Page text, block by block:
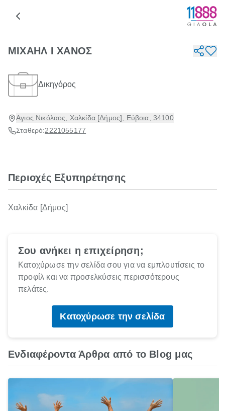
ΜΙΧΑΗΛ Ι ΧΑΝΟΣ
Δικηγόρος
Αγιος Νικόλαος, Χαλκίδα [Δήμος], Εύβοια, 34100
Σταθερό:2221055177
Περιοχές Εξυπηρέτησης
Χαλκίδα [Δήμος]
Σου ανήκει η επιχείρηση;
Κατοχύρωσε την σελίδα σου για να εμπλουτίσεις το
προφίλ και να προσελκύσεις περισσότερους
πελάτες.
Κατοχύρωσε την σελίδα
Ενδιαφέροντα Άρθρα από το Blog μας